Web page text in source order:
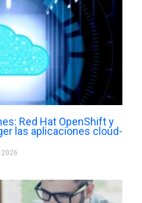
Red Hat OpenShift y
las aplicaciones cloud-